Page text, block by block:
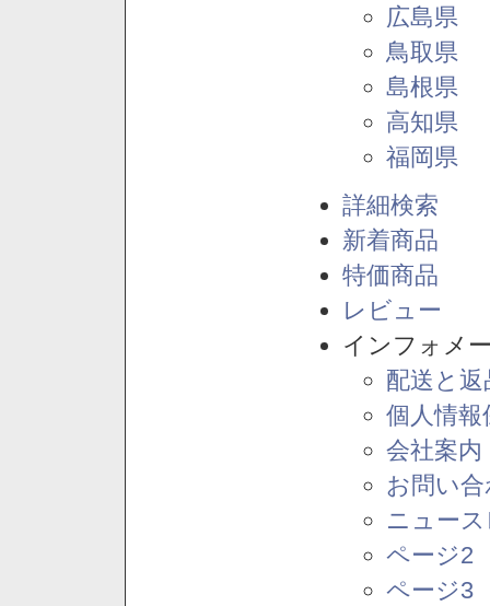
広島県
鳥取県
島根県
高知県
福岡県
詳細検索
新着商品
特価商品
レビュー
インフォメ
配送と
個人情報
会社案内
お問い
ニュー
ページ2
ページ3